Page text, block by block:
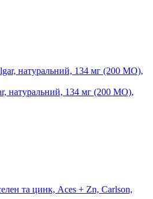
натуральний, 134 мг (200 МО),